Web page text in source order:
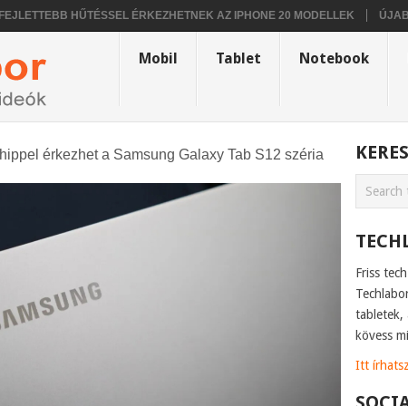
HŰTÉSSEL ÉRKEZHETNEK AZ IPHONE 20 MODELLEK ÚJABB
Mobil Tablet Notebook
érkezhet a Samsung Galaxy Tab S12 széria
Friss
tabletek,
kövess
Itt